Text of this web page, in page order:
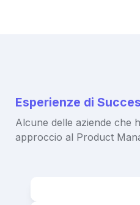
Esperienze di
Alcune delle aziende che
approccio al Product